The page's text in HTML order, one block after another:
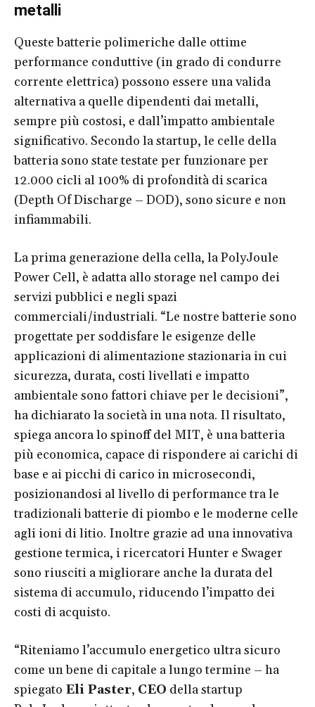
metalli
Queste batterie polimeriche dalle ottime
performance conduttive (in grado di condurre
corrente elettrica) possono essere una valida
alternativa a quelle dipendenti dai metalli,
sempre più costosi, e dall’impatto ambientale
significativo. Secondo la startup, le celle della
batteria sono state testate per funzionare per
12.000 cicli al 100% di profondità di scarica
(Depth Of Discharge – DOD), sono sicure e non
infiammabili.
La prima generazione della cella, la PolyJoule
Power Cell, è adatta allo storage nel campo dei
servizi pubblici e negli spazi
commerciali/industriali. “Le nostre batterie sono
progettate per soddisfare le esigenze delle
applicazioni di alimentazione stazionaria in cui
sicurezza, durata, costi livellati e impatto
ambientale sono fattori chiave per le decisioni”,
ha dichiarato la società in una nota. Il risultato,
spiega ancora lo spinoff del MIT, è una batteria
più economica, capace di rispondere ai carichi di
base e ai picchi di carico in microsecondi,
posizionandosi al livello di performance tra le
tradizionali batterie di piombo e le moderne celle
agli ioni di litio. Inoltre grazie ad una innovativa
gestione termica, i ricercatori Hunter e Swager
sono riusciti a migliorare anche la durata del
sistema di accumulo, riducendo l’impatto dei
costi di acquisto.
“Riteniamo l’accumulo energetico ultra sicuro
come un bene di capitale a lungo termine – ha
spiegato Eli Paster, CEO della startup